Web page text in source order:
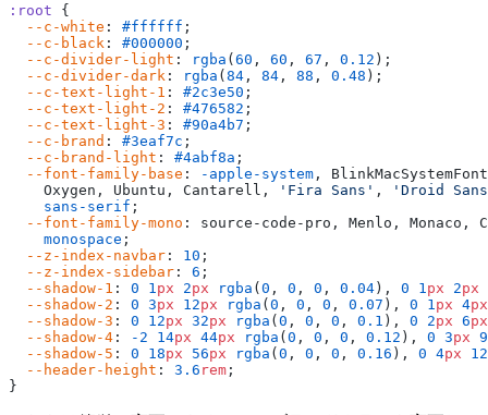
:root {
  --c-white
: #ffffff ;
  --c-black
: #000000 ;
  --c-divider-light
: rgba ( 60 , 60 , 67 , 0.12 );
  --c-divider-dark
: rgba ( 84 , 84 , 88 , 0.48 );
  --c-text-light-1
: #2c3e50 ;
  --c-text-light-2
: #476582 ;
  --c-text-light-3
: #90a4b7 ;
  --c-brand
: #3eaf7c ;
  --c-brand-light
: #4abf8a ;
  --font-family-base
: -apple-system ,
    Oxygen, Ubuntu, Cantarell,
'Fira Sans' ,
'Droid
    sans-serif
;
  --font-family-mono
: source-code-pro, Menlo, Monaco,
    monospace
;
  --z-index-navbar
: 10 ;
  --z-index-sidebar
: 6 ;
  --shadow-1
: 0 1 px 2px rgba ( 0 , 0 , 0 , 0.04 ), 0 1 px 2px
  --shadow-2
: 0 3px 12px rgba ( 0 , 0 , 0 , 0.07 ), 0 1 px 4px
  --shadow-3
: 0 12px 32px rgba ( 0 , 0 , 0 , 0.1 ), 0 2px 6px
  --shadow-4
: -2 14px 44px rgba ( 0 , 0 , 0 , 0.12 ), 0 3px 9
  --shadow-5
: 0 18px 56px rgba ( 0 , 0 , 0 , 0.16 ), 0 4px 12
  --header-height
: 3.6 rem ;
}